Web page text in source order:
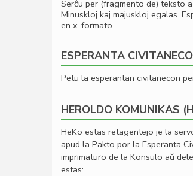
Serĉu per (fragmento de) teksto
Minuskloj kaj majuskloj egalas.
en x-formato.
ESPERANTA CIVITANECO
Petu la esperantan civitanecon
HEROLDO KOMUNIKAS
HeKo estas retagentejo je la
apud la Pakto por la Esperanta
imprimaturo de la Konsulo aŭ
estas: